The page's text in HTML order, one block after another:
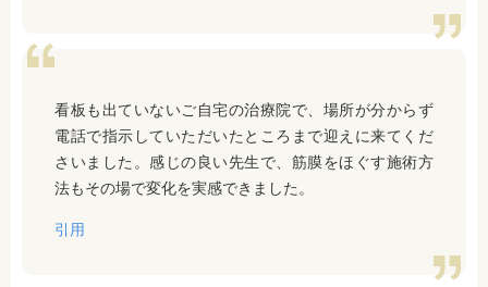
看板も出ていないご自宅の治療院で、場所が分からず
電話で指示していただいたところまで迎えに来てくだ
さいました。感じの良い先生で、筋膜をほぐす施術方
法もその場で変化を実感できました。
引用